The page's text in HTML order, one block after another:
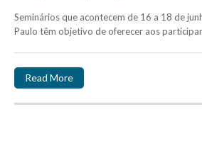
Seminários que acontecem de 16 a 18 de
Paulo têm objetivo de oferecer aos
Read More